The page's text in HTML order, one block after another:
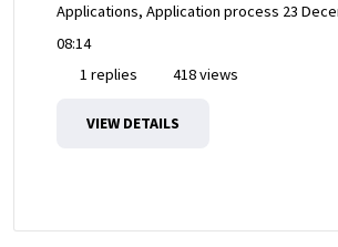
Applications, Application process 23
08:14
1 replies
418 views
VIEW DETAILS